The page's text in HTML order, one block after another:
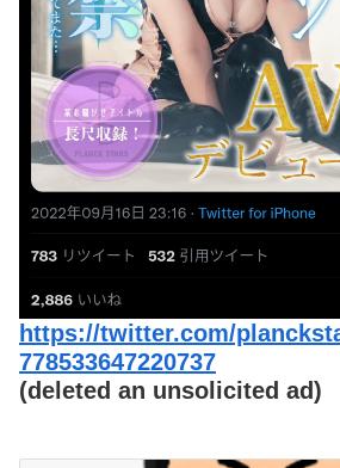
https://twitter.com/
778533647220737
(deleted an unsolicited ad)